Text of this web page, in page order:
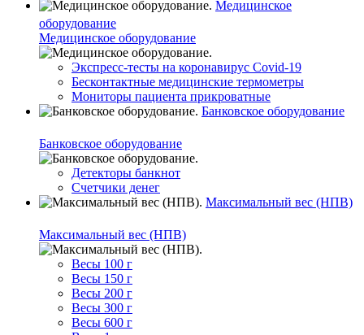
Медицинское
оборудование
Медицинское оборудование
Экспресс-тесты на коронавирус Covid-19
Бесконтактные медицинские термометры
Мониторы пациента прикроватные
Банковское оборудование
Банковское оборудование
Детекторы банкнот
Счетчики денег
Максимальный вес (НПВ)
Максимальный вес (НПВ)
Весы 100 г
Весы 150 г
Весы 200 г
Весы 300 г
Весы 600 г